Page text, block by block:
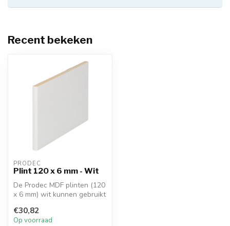
Recent bekeken
PRODEC
Plint 120 x 6 mm - Wit
De Prodec MDF plinten (120
x 6 mm) wit kunnen gebruikt
€30,82
Op voorraad